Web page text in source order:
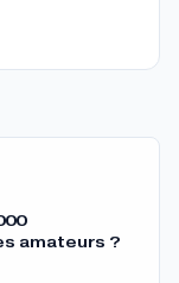
amateurs ?